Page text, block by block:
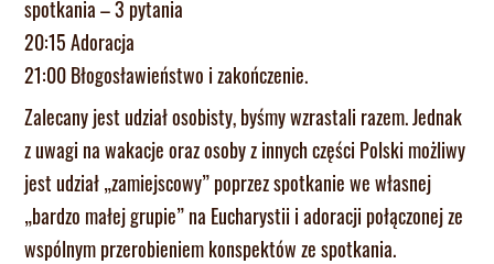
spotkania – 3 pytania
20:15 Adoracja
21:00 Błogosławieństwo i zakończenie.
Zalecany jest udział osobisty, byśmy wzrastali razem. Jednak
z uwagi na wakacje oraz osoby z innych części Polski możliwy
jest udział „zamiejscowy” poprzez spotkanie we własnej
„bardzo małej grupie” na Eucharystii i adoracji połączonej ze
wspólnym przerobieniem konspektów ze spotkania.